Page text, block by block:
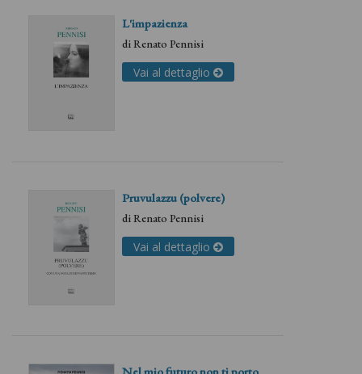
L'impazienza
diRenato Pennisi
Vai al dettaglio
Pruvulazzu (polvere)
diRenato Pennisi
Vai al dettaglio